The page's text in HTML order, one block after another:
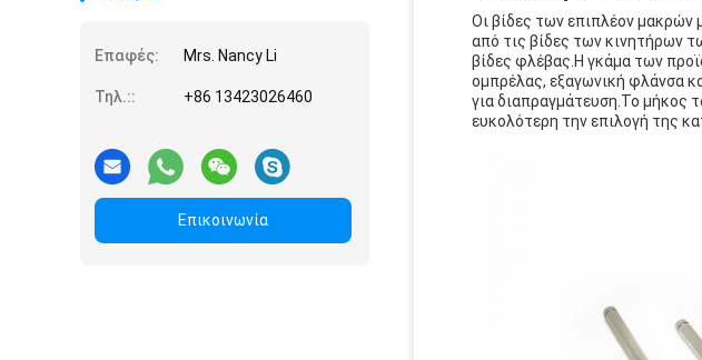
Επαφές: Mrs. Nancy Li
Τηλ.:: +86 13423026460
Επικοινωνία
Οι βίδες των επιπλέον μακρών
από τις βίδες των κινητήρων
βίδες φλέβας.Η γκάμα των
ομπρέλας, εξαγωνική φλάνσα
για διαπραγμάτευση.Το μήκος
ευκολότερη την επιλογή της